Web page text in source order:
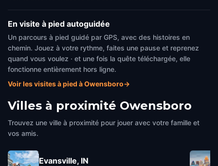
En visite à pied autoguidée
Un parcours à pied guidé par GPS, avec des histoires en
chemin. Jouez à votre rythme, faites une pause et reprenez
quand vous voulez · et une fois la quête téléchargée, elle
fonctionne entièrement hors ligne.
Voir les visites à pied à Owensboro→
Villes à proximité Owensboro
Trouvez une ville à proximité pour jouer avec votre famille et
vos amis.
Evansville, IN